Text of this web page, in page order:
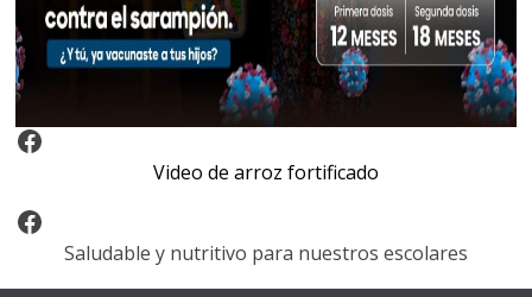
Video Arroz Fortificado
Video de arroz fortificado
Facebook
Saludable y nutritivo para nuestros escolares